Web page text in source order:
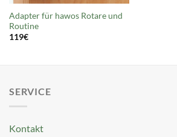
Adapter für hawos Rotare und
Routine
119€
SERVICE
Kontakt